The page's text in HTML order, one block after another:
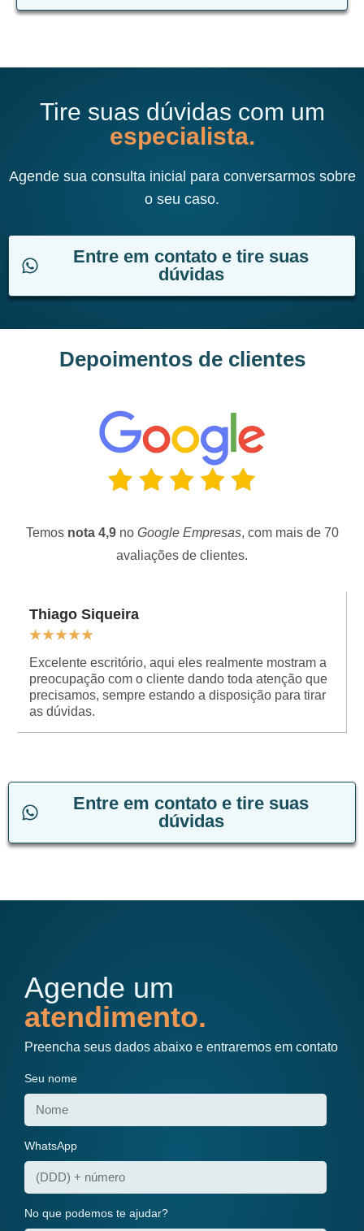
Tire suas dúvidas com um
especialista.
Agende sua consulta inicial para conversarmos sobre
o seu caso.
Entre em contato e tire suas
dúvidas
Depoimentos de clientes
Temos nota 4,9 no Google Empresas, com mais de 70
avaliações de clientes.
Thiago Siqueira
★★★★★
Excelente escritório, aqui eles realmente mostram a
preocupação com o cliente dando toda atenção que
precisamos, sempre estando a disposição para tirar
as dúvidas.
Entre em contato e tire suas
dúvidas
Agende um
atendimento.
Preencha seus dados abaixo e entraremos em contato
Seu nome
WhatsApp
No que podemos te ajudar?